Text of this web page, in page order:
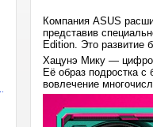
Компания ASUS
представив
Edition. Это развитие
Хацунэ Мику —
Её образ подростка
вовлечение